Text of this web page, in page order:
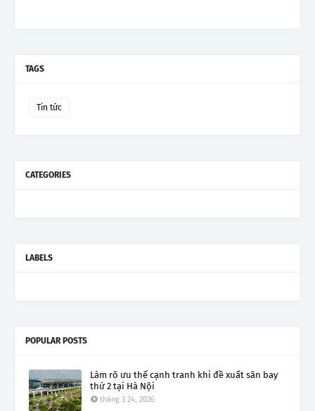
TAGS
Tin tức
CATEGORIES
LABELS
POPULAR POSTS
Làm rõ ưu thế cạnh tranh khi đề xuất sân bay
thứ 2 tại Hà Nội
tháng 3 24, 2026